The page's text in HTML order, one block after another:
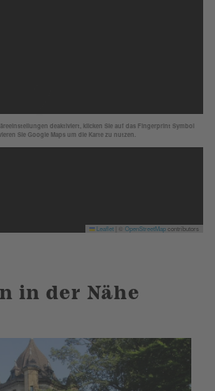
deaktiviert, klicken Sie auf das Fingerprint Symbol
Sie Google Maps um die Karte zu nutzen.
Leaflet OpenStreetMapcontributors
in der Nähe